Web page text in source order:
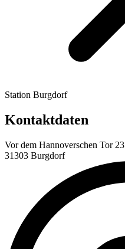
Station Burgdorf
Kontaktdaten
Vor dem Hannoverschen Tor 23
31303 Burgdorf